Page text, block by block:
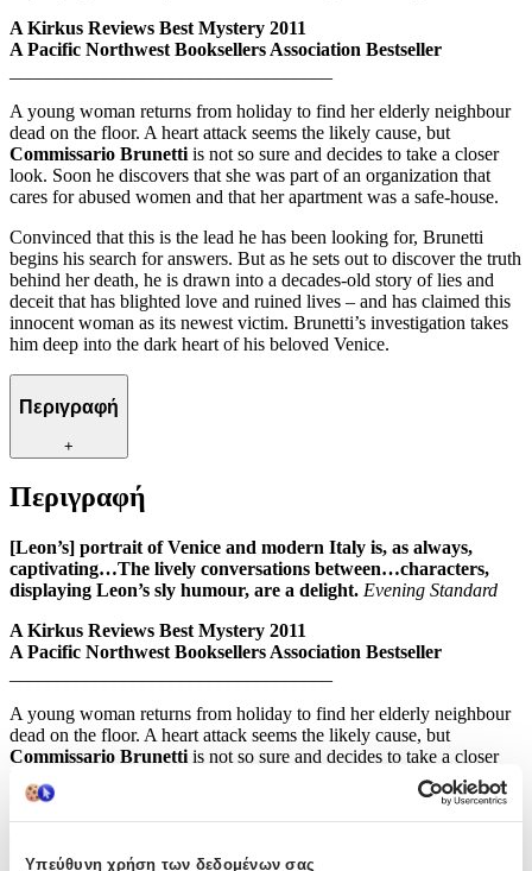
Υπεύθυνη χρήση των δεδομένων σας
A Kirkus Reviews Best Mystery 2011
A Pacific Northwest Booksellers Association Bestseller
A young woman returns from holiday to find her elderly neighbour
dead on the floor. A heart attack seems the likely cause, but
Commissario Brunetti is not so sure and decides to take a closer
look. Soon he discovers that she was part of an organization that
cares for abused women and that her apartment was a safe-house.
Convinced that this is the lead he has been looking for, Brunetti
begins his search for answers. But as he sets out to discover the truth
behind her death, he is drawn into a decades-old story of lies and
deceit that has blighted love and ruined lives – and has claimed this
innocent woman as its newest victim. Brunetti’s investigation takes
him deep into the dark heart of his beloved Venice.
Περιγραφή
+
Περιγραφή
[Leon’s] portrait of Venice and modern Italy is, as always,
captivating…The lively conversations between…characters,
displaying Leon’s sly humour, are a delight. Evening Standard
A Kirkus Reviews Best Mystery 2011
A Pacific Northwest Booksellers Association Bestseller
A young woman returns from holiday to find her elderly neighbour
dead on the floor. A heart attack seems the likely cause, but
Commissario Brunetti is not so sure and decides to take a closer
look. Soon he discovers that she was part of an organization that
cares for abused women and that her apartment was a safe-house.
begins his search for answers. But as he sets out to discover the truth